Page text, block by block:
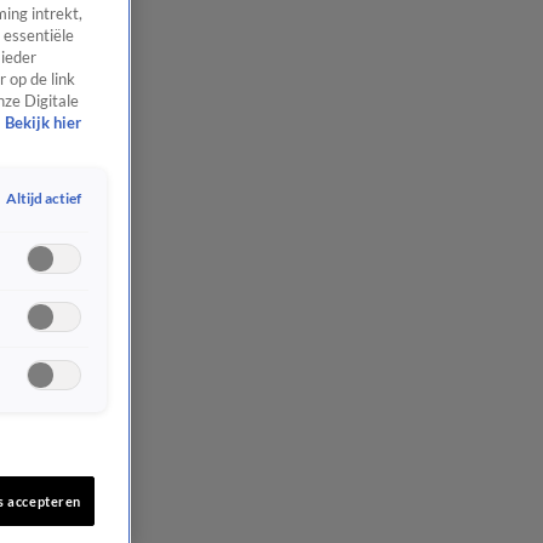
intrekt,
op de link
Digitale
Bekijk hier
Altijd actief
accepteren